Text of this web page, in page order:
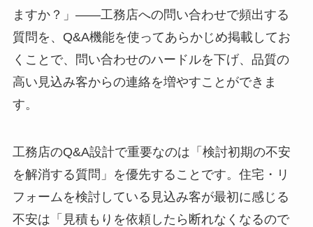
ますか？」——工務店への問い合わせで頻出する
質問を、Q&A機能を使ってあらかじめ掲載してお
くことで、問い合わせのハードルを下げ、品質の
高い見込み客からの連絡を増やすことができま
す。
工務店のQ&A設計で重要なのは「検討初期の不安
を解消する質問」を優先することです。住宅・リ
フォームを検討している見込み客が最初に感じる
不安は「見積もりを依頼したら断れなくなるので